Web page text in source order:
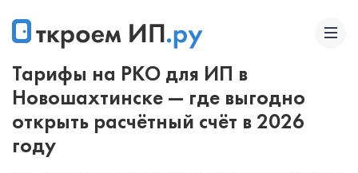
Тарифы на РКО для ИП в
Новошахтинске — где выгодно
открыть расчётный счёт в 2026
году